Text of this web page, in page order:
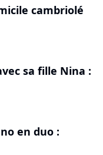
cambriolé
sa fille Nina :
en duo :